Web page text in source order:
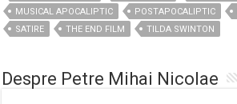
MUSICAL APOCALIPTIC
POSTAPOCALIPTIC
SATIRE
THE END FILM TILDA SWINTON
Despre Petre Mihai Nicolae